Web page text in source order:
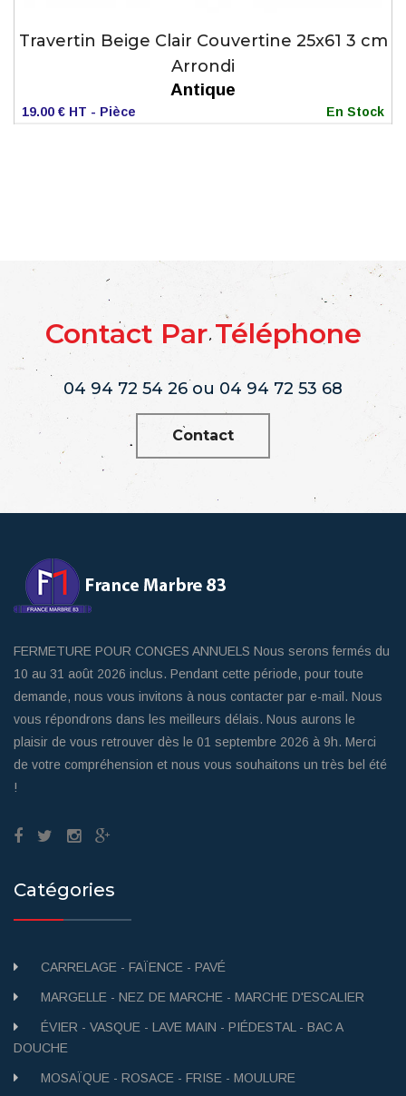
Travertin Beige Clair Couvertine 25x61 3 cm
Arrondi
Antique
19.00 € HT - Pièce En Stock
Contact Par Téléphone
04 94 72 54 26 ou 04 94 72 53 68
Contact
FERMETURE POUR CONGES ANNUELS Nous serons fermés du
10 au 31 août 2026 inclus. Pendant cette période, pour toute
demande, nous vous invitons à nous contacter par e-mail. Nous
vous répondrons dans les meilleurs délais. Nous aurons le
plaisir de vous retrouver dès le 01 septembre 2026 à 9h. Merci
de votre compréhension et nous vous souhaitons un très bel été
!
Catégories
CARRELAGE - FAÏENCE - PAVÉ
MARGELLE - NEZ DE MARCHE - MARCHE D'ESCALIER
ÉVIER - VASQUE - LAVE MAIN - PIÉDESTAL - BAC A
DOUCHE
MOSAÏQUE - ROSACE - FRISE - MOULURE